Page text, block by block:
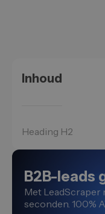
Inhoud
Heading H2
B2B-leads
Met LeadScraper
seconden. 100%